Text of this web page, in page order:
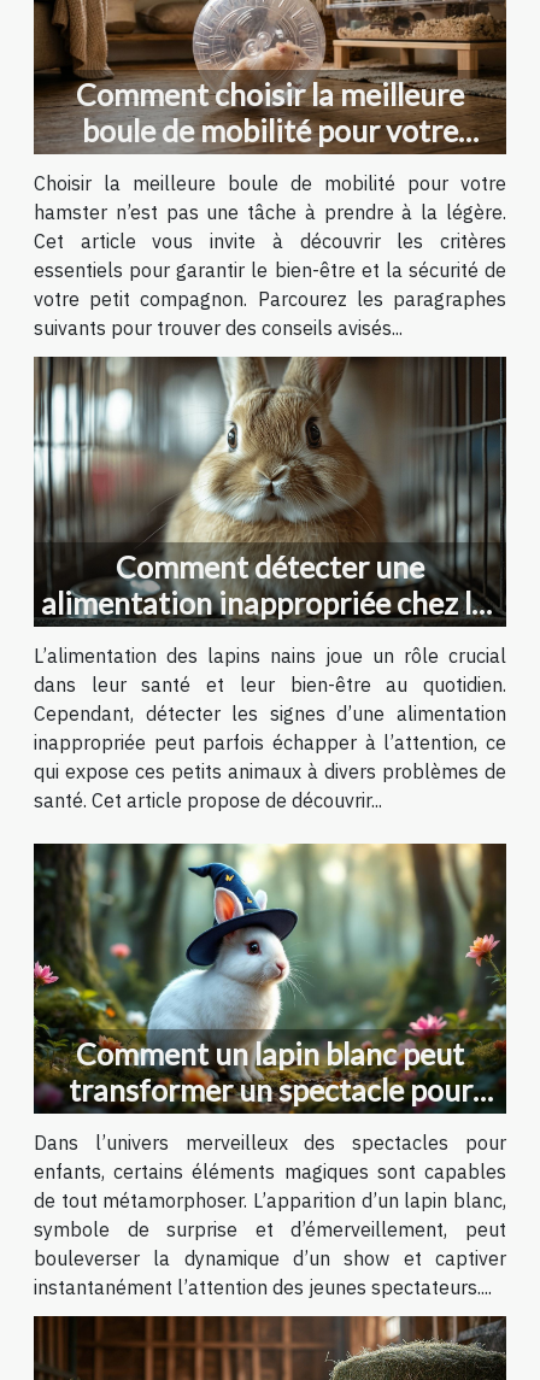
Comment choisir la meilleure
boule de mobilité pour votre
hamster ?
Choisir la meilleure boule de mobilité pour votre
hamster n’est pas une tâche à prendre à la légère.
Cet article vous invite à découvrir les critères
essentiels pour garantir le bien-être et la sécurité de
votre petit compagnon. Parcourez les paragraphes
suivants pour trouver des conseils avisés...
Comment détecter une
alimentation inappropriée chez les
lapins nains ?
L’alimentation des lapins nains joue un rôle crucial
dans leur santé et leur bien-être au quotidien.
Cependant, détecter les signes d’une alimentation
inappropriée peut parfois échapper à l’attention, ce
qui expose ces petits animaux à divers problèmes de
santé. Cet article propose de découvrir...
Comment un lapin blanc peut
transformer un spectacle pour
enfants ?
Dans l’univers merveilleux des spectacles pour
enfants, certains éléments magiques sont capables
de tout métamorphoser. L’apparition d’un lapin blanc,
symbole de surprise et d’émerveillement, peut
bouleverser la dynamique d’un show et captiver
instantanément l’attention des jeunes spectateurs....